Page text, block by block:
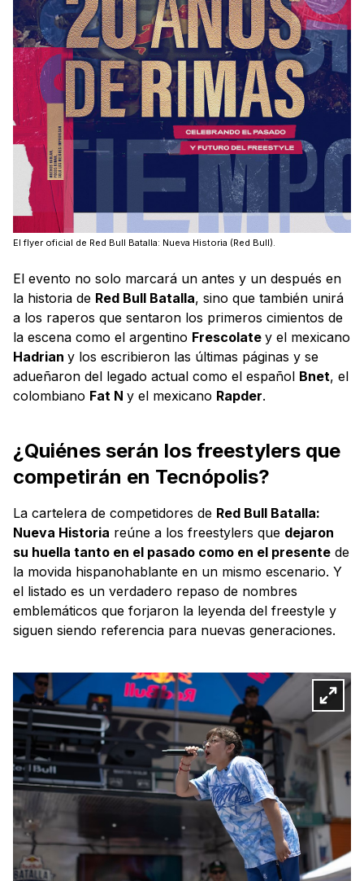
El flyer oficial de Red Bull Batalla: Nueva Historia (Red Bull).
El evento no solo marcará un antes y un después en
la historia de Red Bull Batalla, sino que también unirá
a los raperos que sentaron los primeros cimientos de
la escena como el argentino Frescolate y el mexicano
Hadrian y los escribieron las últimas páginas y se
adueñaron del legado actual como el español Bnet, el
colombiano Fat N y el mexicano Rapder.
¿Quiénes serán los freestylers que
competirán en Tecnópolis?
La cartelera de competidores de Red Bull Batalla:
Nueva Historia reúne a los freestylers que dejaron
su huella tanto en el pasado como en el presente de
la movida hispanohablante en un mismo escenario. Y
el listado es un verdadero repaso de nombres
emblemáticos que forjaron la leyenda del freestyle y
siguen siendo referencia para nuevas generaciones.